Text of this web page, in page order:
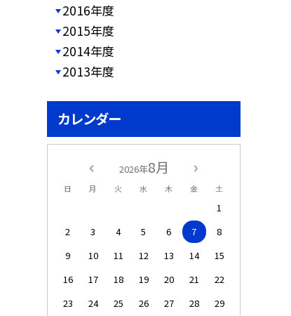
2016年度
2015年度
2014年度
2013年度
カレンダー
2026年8月
日 月 火 水 木 金 土
1
2
3 4 5 6 7
8
9
10 11 12 13 14
15
16
17 18 19 20 21
22
23
24 25 26 27 28
29